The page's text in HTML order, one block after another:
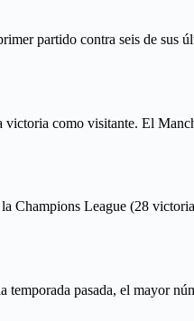
partido contra seis de sus
como visitante. El
Champions League (28
pasada, el mayor